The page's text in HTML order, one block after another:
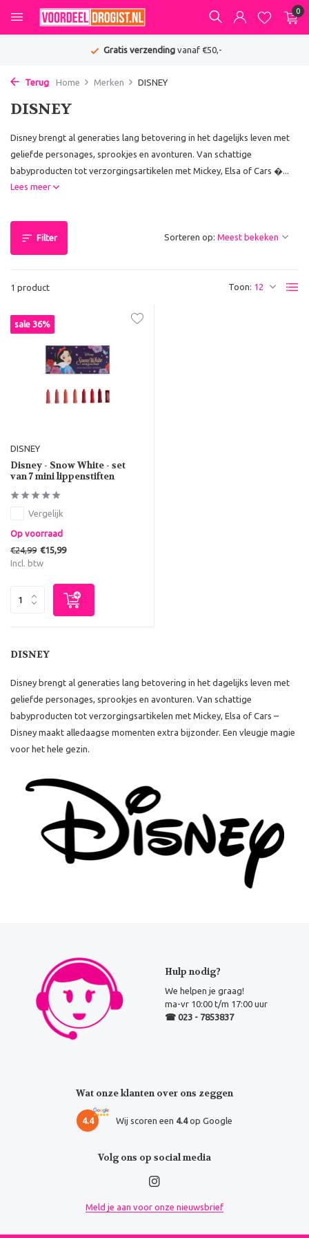
0
Gratis verzendingvanaf €50,-
Terug Home Merken DISNEY
DISNEY
Disney brengt al generaties lang betovering in het dagelijks leven met
geliefde personages, sprookjes en avonturen. Van schattige
babyproducten tot verzorgingsartikelen met Mickey, Elsa of Cars �...
Lees meer
Filter
1 product Toon:
Sorteren op:
sale 36%
DISNEY
Disney - Snow White - set
van 7 mini lippenstiften
Vergelijk
Op voorraad
€24,99 €15,99
Incl. btw
DISNEY
Disney brengt al generaties lang betovering in het dagelijks leven met
geliefde personages, sprookjes en avonturen. Van schattige
babyproducten tot verzorgingsartikelen met Mickey, Elsa of Cars –
Disney maakt alledaagse momenten extra bijzonder. Een vleugje magie
voor het hele gezin.
Hulp nodig?
We helpen je graag!
ma-vr 10:00 t/m 17:00 uur
☎ 023 - 7853837
Wat onze klanten over ons zeggen
4.4 Wij scoren een 4.4op Google
Volg ons op social media
Meld je aan voor onze nieuwsbrief